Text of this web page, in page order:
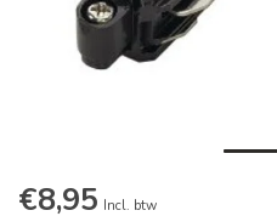
€8,95 Incl. btw